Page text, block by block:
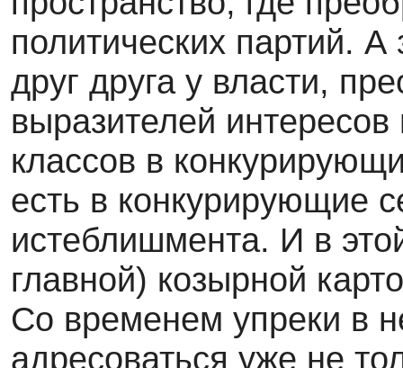
политических партий.
друг друга у власти,
выразителей
классов в
есть в конкурирующие
истеблишмента. И в
главной) козырной
Со временем упреки в
адресоваться уже не